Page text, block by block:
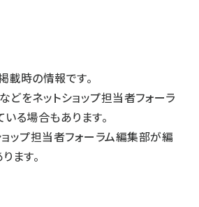
時の情報です。
どをネットショップ担当者フォーラ
る場合もあります。
ップ担当者フォーラム編集部が編
ます。